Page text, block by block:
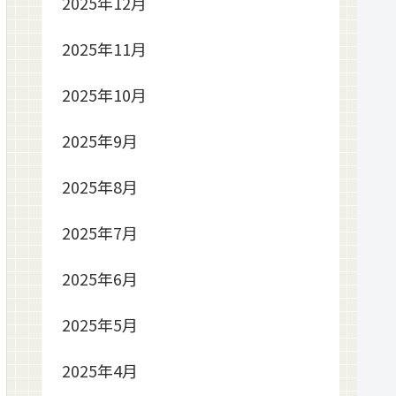
2025年11月
2025年10月
2025年9月
2025年8月
2025年7月
2025年6月
2025年5月
2025年4月